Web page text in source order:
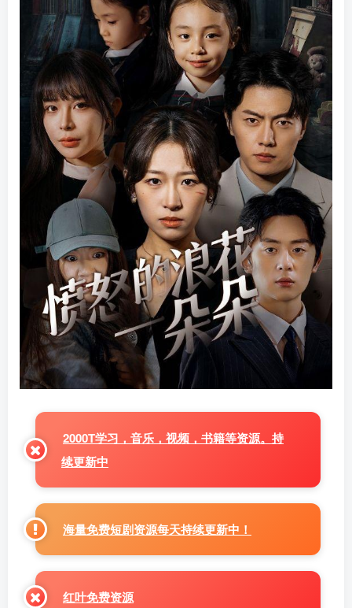
2000T学习，音乐，视频，书籍等资源。持
续更新中
海量免费短剧资源每天持续更新中！
红叶免费资源